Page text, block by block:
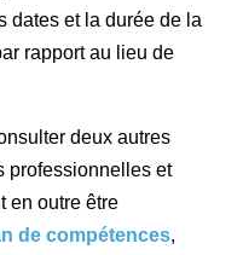
dates et la durée de la
rapport au lieu de
deux autres
professionnelles et
en outre être
de compétences,